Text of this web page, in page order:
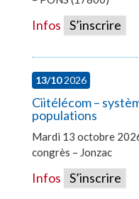
Infos S’inscrire
13/102026
Ciitélécom –
populations
Mardi 13 octobre
congrès – Jonzac
Infos S’inscrire